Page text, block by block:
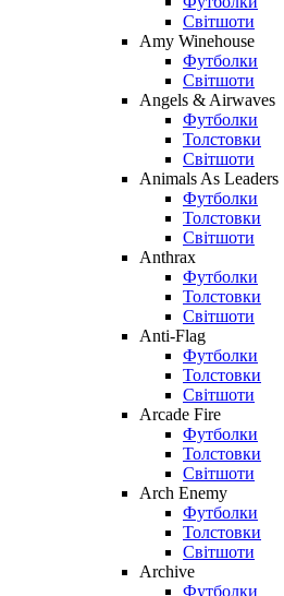
Світшоти
Amy Winehouse
Футболки
Світшоти
Angels & Airwaves
Футболки
Толстовки
Світшоти
Animals As Leaders
Футболки
Толстовки
Світшоти
Anthrax
Футболки
Толстовки
Світшоти
Anti-Flag
Футболки
Толстовки
Світшоти
Arcade Fire
Футболки
Толстовки
Світшоти
Arch Enemy
Футболки
Толстовки
Світшоти
Archive
Футболки